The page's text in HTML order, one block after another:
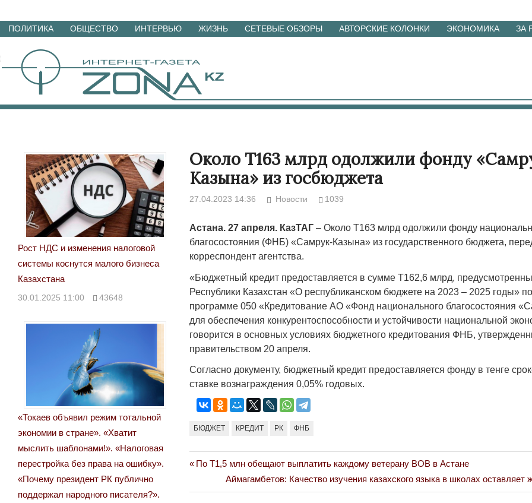
Перейти
материалам
ПОЛИТИКА ОБЩЕСТВО ИНТЕРВЬЮ ЖИЗНЬ СЕТЕВЫЕ ОБЗОРЫ АВТОРСКИЕ КОЛОНКИ ЭКОНОМИКА ЗА
Около Т163 млрд одолжили фонду
Казына» из госбюджета
27.04.2023 14:36 Новости 1039
Астана. 27 апреля. КазТАГ– Около Т163 млрд одолжили фонду
благосостояния (ФНБ) «Самрук-Казына» из государственного бюджета,
корреспондент агентства.
«Бюджетный кредит предоставляется в сумме Т162,6 млрд,
Республики Казахстан «О республиканском бюджете на 2023 – 2025 годы»
программе 050 «Кредитование АО «Фонд национального благосостояния
для обеспечения конкурентоспособности и устойчивости национальной
говорится в основных условиях бюджетного кредитования ФНБ,
правительством 20 апреля.
Согласно документу, бюджетный кредит предоставляется фонду в тенге
ставке вознаграждения 0,05% годовых.
БЮДЖЕТ КРЕДИТ РК ФНБ
Навигация
по
Previous
По Т1,5 млн обещают выплатить каждому ветерану ВОВ в Астане
Next
Post:
Аймагамбетов: Качество изучения казахского языка в школах оставляет
Рост НДС и изменения налоговой
системы коснутся малого бизнеса
Казахстана
30.01.2025 11:00 43648
«Токаев объявил режим тотальной
экономии в стране». «Хватит
мыслить шаблонами!». «Налоговая
перестройка без права на ошибку».
«Почему президент РК публично
поддержал народного писателя?».
Народ выбрал свет
17.10.2024 17:00 29972
Странная
Дарига не
мошенниками
30.10.2024